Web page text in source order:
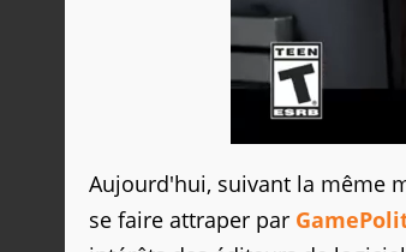
Aujourd'hui, suivant la même
se faire attraper par